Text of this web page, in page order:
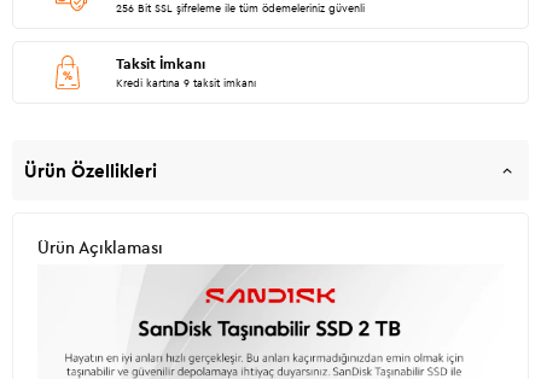
256 Bit SSL şifreleme ile tüm ödemeleriniz güvenli
Taksit İmkanı
Kredi kartına 9 taksit imkanı
Ürün Özellikleri
Ürün Açıklaması